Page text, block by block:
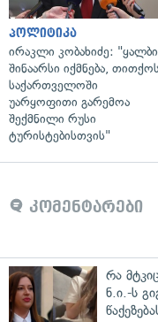
პოლიტიკა
ირაკლი კობახიძე: "ყალბი
შინაარსი იქმნება,
საქართველოში
უარყოფითი გარემოა
შექმნილი რუსი
ტურისტებისთვის"
კომენტარები
რა
ნ.ი.-ს